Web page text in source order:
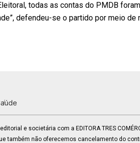
todas as contas do PMDB foram
defendeu-se o partido por meio de
e societária com a EDITORA TRES
também não oferecemos cancelamento do